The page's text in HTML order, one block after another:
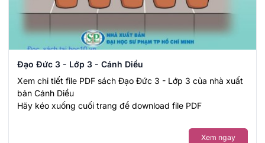
Đạo Đức 3 - Lớp 3 - Cánh Diều
Xem chi tiết file PDF sách Đạo Đức 3 - Lớp 3 của nhà xuất
bản Cánh Diều
Hãy kéo xuống cuối trang để download file PDF
Xem ngay